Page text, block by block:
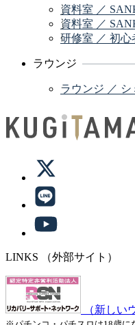
資料室 ／
資料室 ／
研修室 ／ 初心
ラウンジ
ラウンジ ／
LINKS （外部サイト）
（新しい